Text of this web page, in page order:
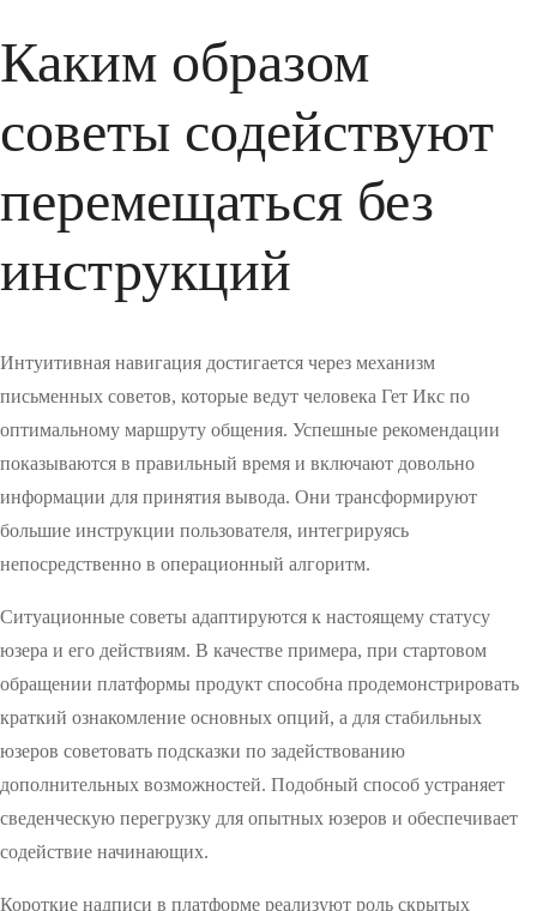
Каким образом
советы содействуют
перемещаться без
инструкций
Интуитивная навигация достигается через механизм
письменных советов, которые ведут человека Гет Икс по
оптимальному маршруту общения. Успешные рекомендации
показываются в правильный время и включают довольно
информации для принятия вывода. Они трансформируют
большие инструкции пользователя, интегрируясь
непосредственно в операционный алгоритм.
Ситуационные советы адаптируются к настоящему статусу
юзера и его действиям. В качестве примера, при стартовом
обращении платформы продукт способна продемонстрировать
краткий ознакомление основных опций, а для стабильных
юзеров советовать подсказки по задействованию
дополнительных возможностей. Подобный способ устраняет
сведенческую перегрузку для опытных юзеров и обеспечивает
содействие начинающих.
Короткие надписи в платформе реализуют роль скрытых